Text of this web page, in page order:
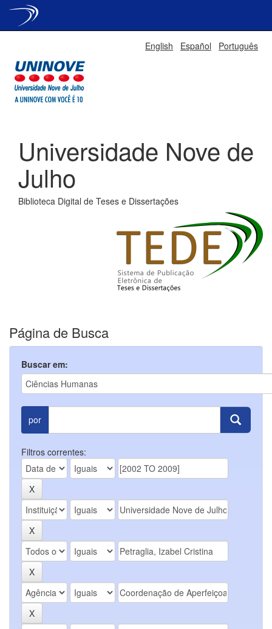
English Español Português
Universidade Nove de
Julho
Biblioteca Digital de Teses e Dissertações
Página de Busca
Buscar em:
por
Filtros correntes: